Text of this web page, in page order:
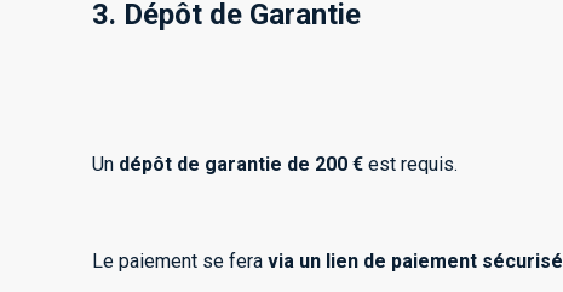
3. Dépôt de Garantie
Un dépôt de garantie de 200 € est requis.
Le paiement se fera via un lien de paiement sécurisé